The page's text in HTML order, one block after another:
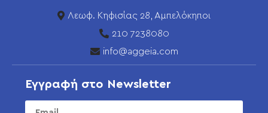
Λεωφ. Κηφισίας 28, Αμπελόκηποι
210 7238080
info@aggeia.com
Εγγραφή στο Newsletter